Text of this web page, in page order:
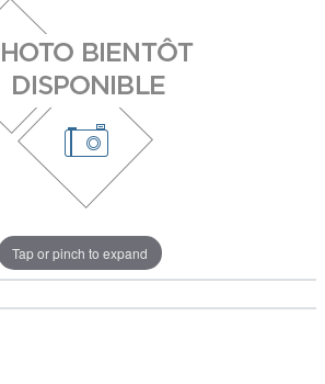
Tap or pinch to expand